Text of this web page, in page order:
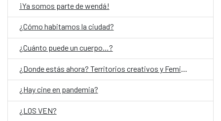
¡Ya somos parte de wendá!
¿Cómo habitamos la ciudad?
¿Cuánto puede un cuerpo…?
¿Hay cine en pandemia?
¿LOS VEN?